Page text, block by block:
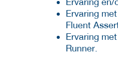
Ervaring
Fluent
Ervaring
Runner.